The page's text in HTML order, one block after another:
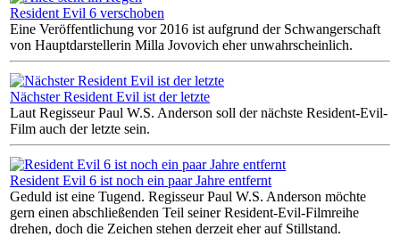
Resident Evil 6 verschoben
Eine Veröffentlichung vor 2016 ist aufgrund der Schwangerschaft
von Hauptdarstellerin Milla Jovovich eher unwahrscheinlich.
Nächster Resident Evil ist der letzte
Laut Regisseur Paul W.S. Anderson soll der nächste Resident-Evil-
Film auch der letzte sein.
Resident Evil 6 ist noch ein paar Jahre entfernt
Geduld ist eine Tugend. Regisseur Paul W.S. Anderson möchte
gern einen abschließenden Teil seiner Resident-Evil-Filmreihe
drehen, doch die Zeichen stehen derzeit eher auf Stillstand.